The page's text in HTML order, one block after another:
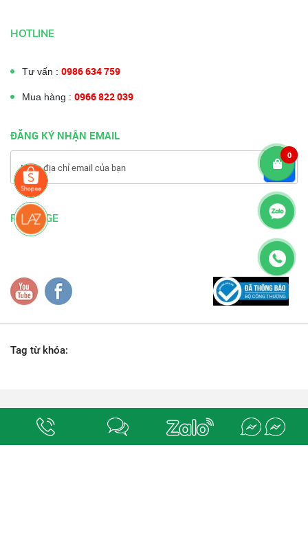
HOTLINE
Tư vấn : 0986 634 759
Mua hàng : 0966 822 039
ĐĂNG KÝ NHẬN EMAIL
FANPAGE
Tag từ khóa:
Địa chỉ:số 78-80, đường M1 (số 18), phường Bình Hưng Hòa, quận Bình Tân,
Tp. Hồ Chí Minh.
. Chịu trách nhiệm nội dungĐIỆN NƯỚC QUỐC DŨNG
0